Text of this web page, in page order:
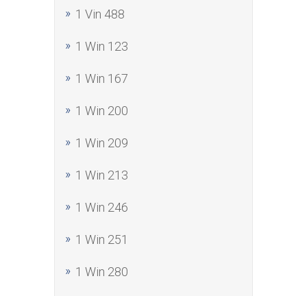
1 Vin 488
1 Win 123
1 Win 167
1 Win 200
1 Win 209
1 Win 213
1 Win 246
1 Win 251
1 Win 280